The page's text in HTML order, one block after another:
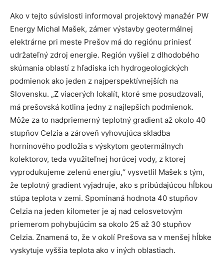
Ako v tejto súvislosti informoval projektový manažér PW
Energy Michal Mašek, zámer výstavby geotermálnej
elektrárne pri meste Prešov má do regiónu priniesť
udržateľný zdroj energie. Región vyšiel z dlhodobého
skúmania oblastí z hľadiska ich hydrogeologických
podmienok ako jeden z najperspektívnejších na
Slovensku. „Z viacerých lokalít, ktoré sme posudzovali,
má prešovská kotlina jedny z najlepších podmienok.
Môže za to nadpriemerný teplotný gradient až okolo 40
stupňov Celzia a zároveň vyhovujúca skladba
horninového podložia s výskytom geotermálnych
kolektorov, teda využiteľnej horúcej vody, z ktorej
vyprodukujeme zelenú energiu,“ vysvetlil Mašek s tým,
že teplotný gradient vyjadruje, ako s pribúdajúcou hĺbkou
stúpa teplota v zemi. Spomínaná hodnota 40 stupňov
Celzia na jeden kilometer je aj nad celosvetovým
priemerom pohybujúcim sa okolo 25 až 30 stupňov
Celzia. Znamená to, že v okolí Prešova sa v menšej hĺbke
vyskytuje vyššia teplota ako v iných oblastiach.